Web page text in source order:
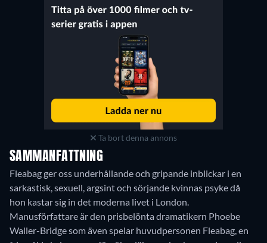
Ta bort denna annons
SAMMANFATTNING
Fleabag ger oss underhållande och gripande inblickar i en
sarkastisk, sexuell, argsint och sörjande kvinnas psyke då
hon kastar sig in det moderna livet i London.
Manusförfattare är den prisbelönta dramatikern Phoebe
Waller-Bridge som även spelar huvudpersonen Fleabag, en